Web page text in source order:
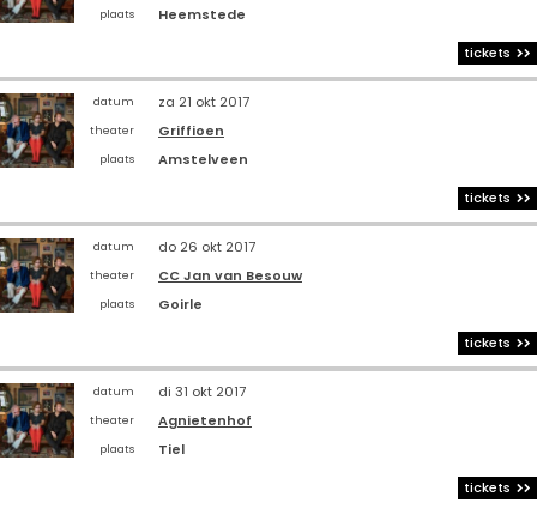
plaats
Heemstede
tickets
datum za 21 okt 2017
theater Griffioen
plaats
Amstelveen
tickets
datum do 26 okt 2017
theater CC Jan van Besouw
plaats
Goirle
tickets
datum di 31 okt 2017
theater Agnietenhof
plaats
Tiel
tickets